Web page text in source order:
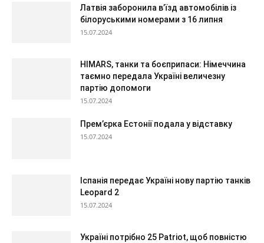
Латвія заборонила в’їзд автомобілів із
білоруськими номерами з 16 липня
15.07.2024
HIMARS, танки та боєприпаси: Німеччина
таємно передала Україні величезну
партію допомоги
15.07.2024
Прем’єрка Естонії подала у відставку
15.07.2024
Іспанія передає Україні нову партію танків
Leopard 2
15.07.2024
Україні потрібно 25 Patriot, щоб повністю